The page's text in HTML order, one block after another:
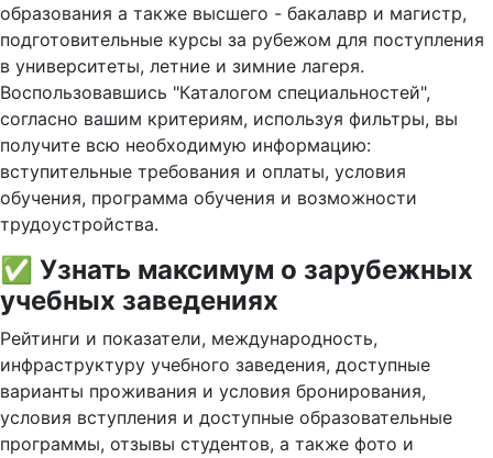
образования а также высшего - бакалавр и магистр,
подготовительные курсы за рубежом для поступления
в университеты, летние и зимние лагеря.
Воспользовавшись "Каталогом специальностей",
согласно вашим критериям, используя фильтры, вы
получите всю необходимую информацию:
вступительные требования и оплаты, условия
обучения, программа обучения и возможности
трудоустройства.
✅ Узнать максимум о зарубежных
учебных заведениях
Рейтинги и показатели, международность,
инфраструктуру учебного заведения, доступные
варианты проживания и условия бронирования,
условия вступления и доступные образовательные
программы, отзывы студентов, а также фото и